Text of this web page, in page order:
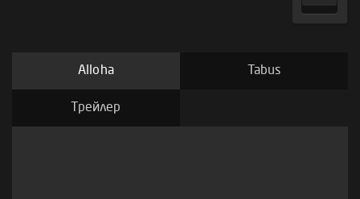
Alloha Tabus
Трейлер